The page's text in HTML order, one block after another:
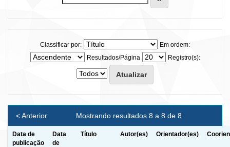
Classificar por:
Em ordem:
Resultados/Página
Registro(s):
Mostrando resultados 8 a 8 de 8
< Anterior
Data de
publicação
Data
de
Título Autor(es) Orientador(es)